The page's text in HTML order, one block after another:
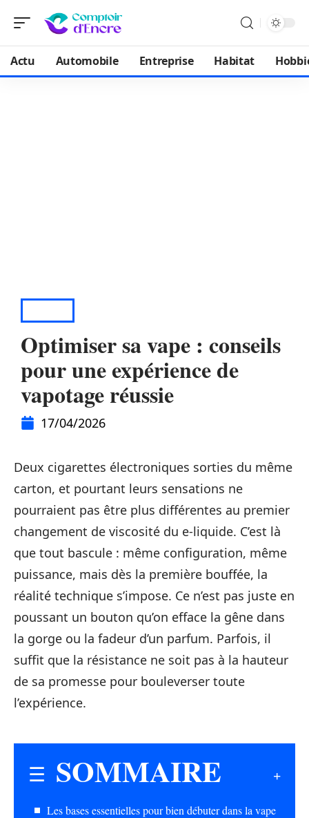
Actu Automobile Entreprise Habitat
Optimiser sa vape : conseils
pour une expérience de
vapotage réussie
17/04/2026
Deux cigarettes électroniques sorties du même
carton, et pourtant leurs sensations ne
pourraient pas être plus différentes au premier
changement de viscosité du e-liquide. C’est là
que tout bascule : même configuration, même
puissance, mais dès la première bouffée, la
réalité technique s’impose. Ce n’est pas juste en
poussant un bouton qu’on efface la gêne dans
la gorge ou la fadeur d’un parfum. Parfois, il
suffit que la résistance ne soit pas à la hauteur
de sa promesse pour bouleverser toute
l’expérience.
SOMMAIRE
Les bases essentielles pour bien débuter dans la vape